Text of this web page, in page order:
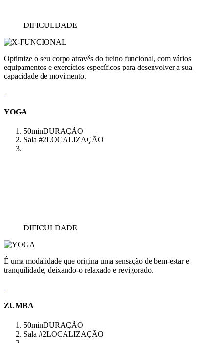
DIFICULDADE
Optimize o seu corpo através do treino funcional, com vários
equipamentos e exercícios específicos para desenvolver a sua
capacidade de movimento.
YOGA
50minDURAÇÃO
Sala #2LOCALIZAÇÃO
DIFICULDADE
É uma modalidade que origina uma sensação de bem-estar e
tranquilidade, deixando-o relaxado e revigorado.
ZUMBA
50minDURAÇÃO
Sala #2LOCALIZAÇÃO